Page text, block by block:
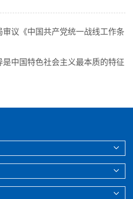
审议《中国共产党统一战线工作条
中国特色社会主义最本质的特征